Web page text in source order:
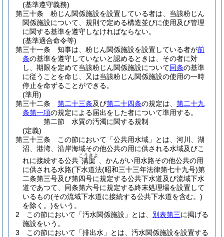
(基準遵守義務)
第三十条
粉じん関係施設を設置している者は、当該粉じん
関係施設について、規則で定める構造並びに使用及び管理
に関する基準を遵守しなければならない。
(基準適合命令等)
第三十一条
知事は、粉じん関係施設を設置している者が前
条の基準を遵守していないと認めるときは、その者に対
し、期限を定めて当該粉じん関係施設について同条の基準
に従うことを命じ、又は当該粉じん関係施設の使用の一時
停止を命ずることができる。
(準用)
第三十二条
第二十三条及び第二十四条の規定は、 第二十九
条第一項の規定による届出をした者について準用する。
第二節
水質の汚濁に関する規制
(定義)
第三十三条
この節において「公共用水域」とは、河川、湖
沼、港湾、沿岸海域その他公共の用に供される水域及びこ
れに接続する公共 溝渠
こうきよ
、かんがい用水路その他公共の用
に供される水路(下水道法(昭和三十三年法律第七十九号)第
二条第三号及び第四号に規定する公共下水道及び流域下水
道であつて、同条第六号に規定する終末処理場を設置して
いるもの(その流域下水道に接続する公共下水道を含む。)
を除く。)をいう。
2
この節において「汚水関係施設」とは、 別表第三に掲げる
施設をいう。
3
この節において「排出水」とは、汚水関係施設を設置する